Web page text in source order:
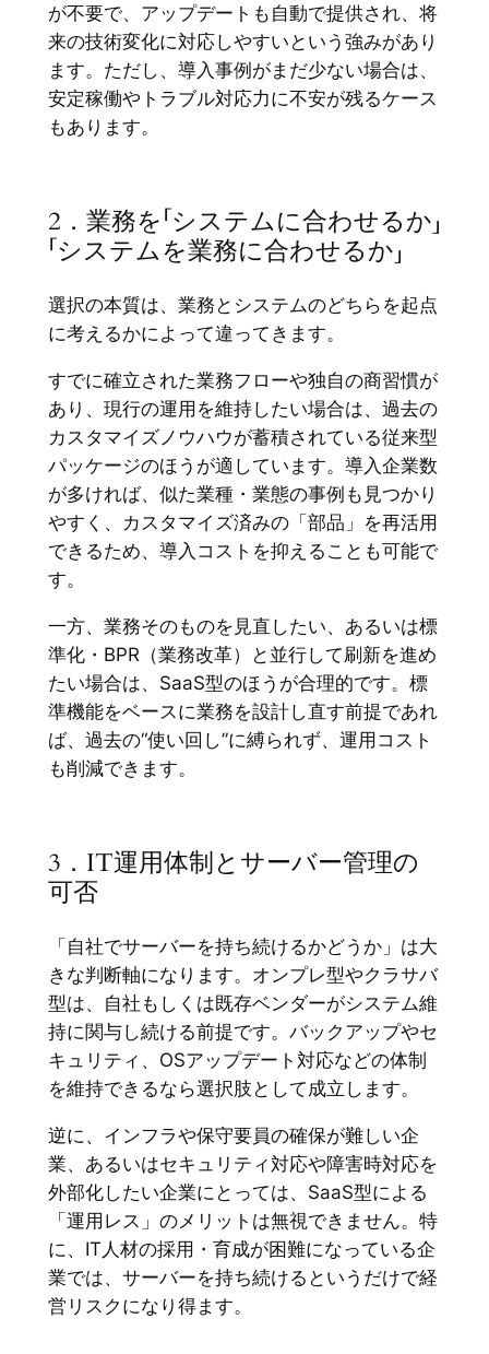
が不要で、アップデートも自動で提供され、将
来の技術変化に対応しやすいという強みがあり
ます。ただし、導入事例がまだ少ない場合は、
安定稼働やトラブル対応力に不安が残るケース
もあります。
2．業務を「システムに合わせるか」
「システムを業務に合わせるか」
選択の本質は、業務とシステムのどちらを起点
に考えるかによって違ってきます。
すでに確立された業務フローや独自の商習慣が
あり、現行の運用を維持したい場合は、過去の
カスタマイズノウハウが蓄積されている従来型
パッケージのほうが適しています。導入企業数
が多ければ、似た業種・業態の事例も見つかり
やすく、カスタマイズ済みの「部品」を再活用
できるため、導入コストを抑えることも可能で
す。
一方、業務そのものを見直したい、あるいは標
準化・BPR（業務改革）と並行して刷新を進め
たい場合は、SaaS型のほうが合理的です。標
準機能をベースに業務を設計し直す前提であれ
ば、過去の“使い回し”に縛られず、運用コスト
も削減できます。
3．IT運用体制とサーバー管理の
可否
「自社でサーバーを持ち続けるかどうか」は大
きな判断軸になります。オンプレ型やクラサバ
型は、自社もしくは既存ベンダーがシステム維
持に関与し続ける前提です。バックアップやセ
キュリティ、OSアップデート対応などの体制
を維持できるなら選択肢として成立します。
逆に、インフラや保守要員の確保が難しい企
業、あるいはセキュリティ対応や障害時対応を
外部化したい企業にとっては、SaaS型による
「運用レス」のメリットは無視できません。特
に、IT人材の採用・育成が困難になっている企
業では、サーバーを持ち続けるというだけで経
営リスクになり得ます。